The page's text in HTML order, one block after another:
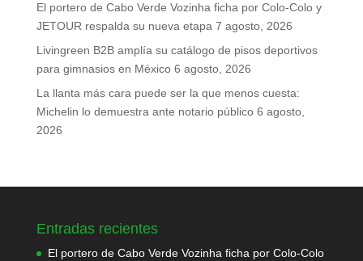
El portero de Cabo Verde Vozinha ficha por Colo-Colo y
JETOUR respalda su nueva etapa 7 agosto, 2026
Livingreen B2B amplía su catálogo de pisos deportivos
para gimnasios en México 6 agosto, 2026
La llanta más cara puede ser la que menos cuesta:
Michelin lo demuestra ante notario público 6 agosto,
2026
Entradas recientes
El portero de Cabo Verde Vozinha ficha por Colo-Colo